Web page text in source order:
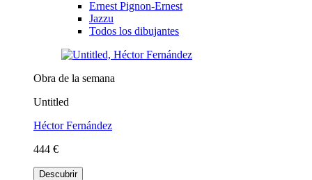
Ernest Pignon-Ernest
Jazzu
Todos los dibujantes
Obra de la semana
Untitled
Héctor Fernández
444 €
Descubrir